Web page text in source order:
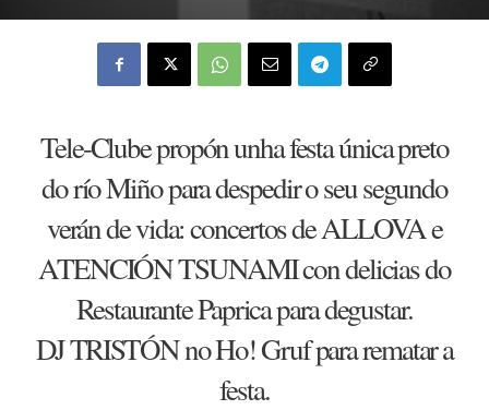
Tele-Clube propón unha festa única preto
do río Miño para despedir o seu segundo
verán de vida: concertos de ALLOVA e
ATENCIÓN TSUNAMI con delicias do
Restaurante Paprica para degustar.
DJ TRISTÓN no Ho! Gruf para rematar a
festa.